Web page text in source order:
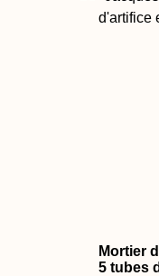
Mortier
5 tubes